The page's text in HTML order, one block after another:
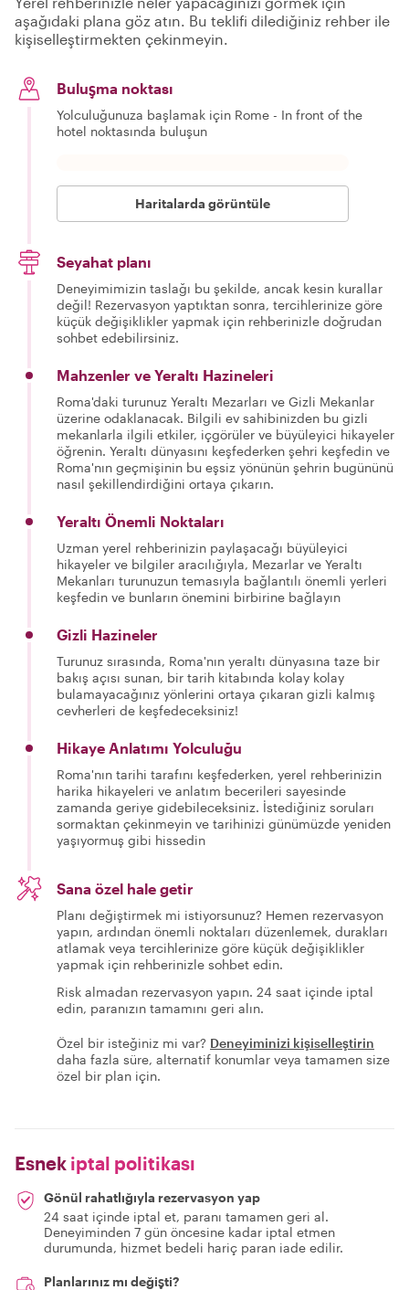
aşağıdaki plana göz atın. Bu teklifi dilediğiniz rehber ile
kişiselleştirmekten çekinmeyin.
Buluşma noktası
Yolculuğunuza başlamak için Rome - In front of the
hotel noktasında buluşun
Haritalarda görüntüle
Seyahat planı
Deneyimimizin taslağı bu şekilde, ancak kesin kurallar
değil! Rezervasyon yaptıktan sonra, tercihlerinize göre
küçük değişiklikler yapmak için rehberinizle doğrudan
sohbet edebilirsiniz.
Mahzenler ve Yeraltı Hazineleri
Roma'daki turunuz Yeraltı Mezarları ve Gizli Mekanlar
üzerine odaklanacak. Bilgili ev sahibinizden bu gizli
mekanlarla ilgili etkiler, içgörüler ve büyüleyici hikayeler
öğrenin. Yeraltı dünyasını keşfederken şehri keşfedin ve
Roma'nın geçmişinin bu eşsiz yönünün şehrin bugününü
nasıl şekillendirdiğini ortaya çıkarın.
Yeraltı Önemli Noktaları
Uzman yerel rehberinizin paylaşacağı büyüleyici
hikayeler ve bilgiler aracılığıyla, Mezarlar ve Yeraltı
Mekanları turunuzun temasıyla bağlantılı önemli yerleri
keşfedin ve bunların önemini birbirine bağlayın
Gizli Hazineler
Turunuz sırasında, Roma'nın yeraltı dünyasına taze bir
bakış açısı sunan, bir tarih kitabında kolay kolay
bulamayacağınız yönlerini ortaya çıkaran gizli kalmış
cevherleri de keşfedeceksiniz!
Hikaye Anlatımı Yolculuğu
Roma'nın tarihi tarafını keşfederken, yerel rehberinizin
harika hikayeleri ve anlatım becerileri sayesinde
zamanda geriye gidebileceksiniz. İstediğiniz soruları
sormaktan çekinmeyin ve tarihinizi günümüzde yeniden
yaşıyormuş gibi hissedin
Sana özel hale getir
Planı değiştirmek mi istiyorsunuz? Hemen rezervasyon
yapın, ardından önemli noktaları düzenlemek, durakları
atlamak veya tercihlerinize göre küçük değişiklikler
yapmak için rehberinizle sohbet edin.
Risk almadan rezervasyon yapın. 24 saat içinde iptal
edin, paranızın tamamını geri alın.
Özel bir isteğiniz mi var? Deneyiminizi kişiselleştirin
daha fazla süre, alternatif konumlar veya tamamen size
özel bir plan için.
Esnek iptal politikası
Gönül rahatlığıyla rezervasyon yap
24 saat içinde iptal et, paranı tamamen geri al.
Deneyiminden 7 gün öncesine kadar iptal etmen
durumunda, hizmet bedeli hariç paran iade edilir.
Planlarınız mı değişti?